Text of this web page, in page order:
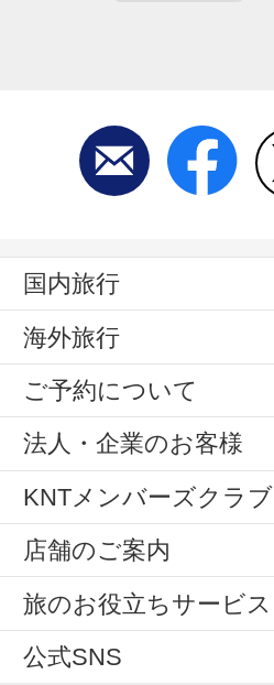
国内旅行
海外旅行
ご予約について
法人・企業のお客様
KNTメンバーズクラブ
店舗のご案内
旅のお役立ちサービス
公式SNS